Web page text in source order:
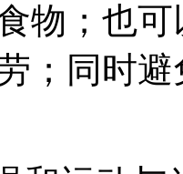
物；也
；同时